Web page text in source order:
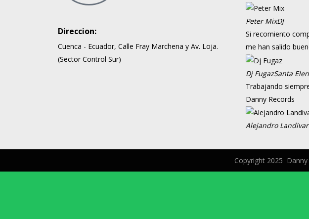
Direccion:
Cuenca - Ecuador, Calle Fray Marchena y Av. Loja.
(Sector Control Sur)
Peter MixDJ
Si recomiento
me han salido
Dj FugazSanta
Trabajando
Danny Records
Alejandro Landivar
Copyright 2025